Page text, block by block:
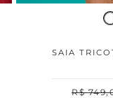
SAIA
R$ 749,